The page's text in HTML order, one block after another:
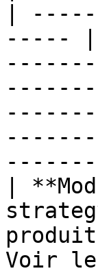
|
-----
|
Voir